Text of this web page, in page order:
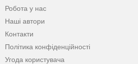
Робота у нас
Наші автори
Контакти
Політика конфіденційності
Угода користувача